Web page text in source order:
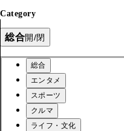
Category
総合開/閉
総合
エンタメ
スポーツ
クルマ
ライフ・文化